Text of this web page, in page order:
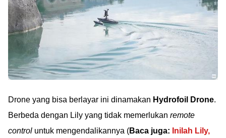
Drone yang bisa berlayar ini dinamakan Hydrofoil Drone.
Berbeda dengan Lily yang tidak memerlukan remote
control untuk mengendalikannya (Baca juga: Inilah Lily,